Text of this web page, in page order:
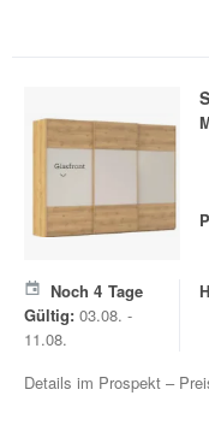
Noch 4 Tage
Gültig: 03.08. -
11.08.
Details im Prospekt –